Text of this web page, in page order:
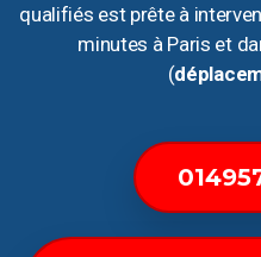
qualifiés est prête à
minutes à Paris et
(